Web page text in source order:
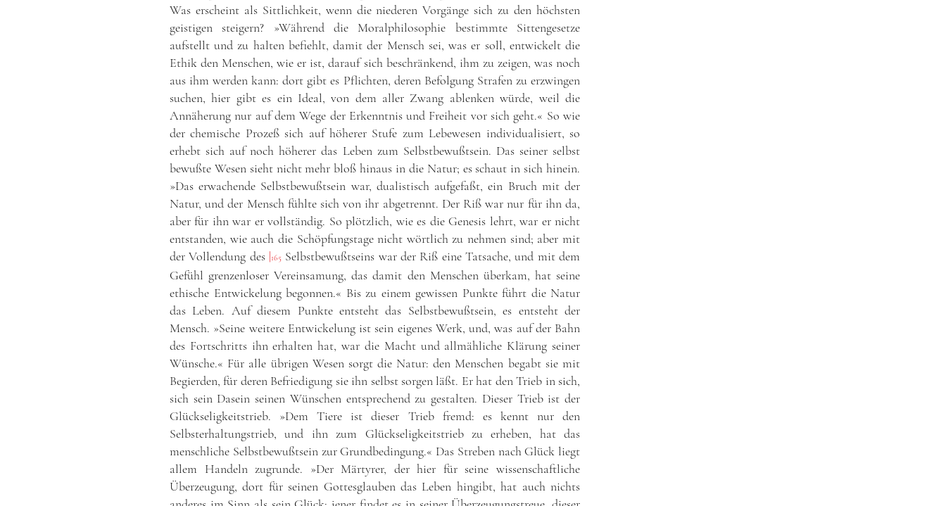
Was erscheint als Sittlichkeit, wenn die niederen Vorgänge sich zu den höchsten
geistigen steigern? »Während die Moralphilosophie bestimmte Sittengesetze
aufstellt und zu halten befiehlt, damit der Mensch sei, was er soll, entwickelt die
Ethik den Menschen, wie er ist, darauf sich beschränkend, ihm zu zeigen, was noch
aus ihm werden kann: dort gibt es Pflichten, deren Befolgung Strafen zu erzwingen
suchen, hier gibt es ein Ideal, von dem aller Zwang ablenken würde, weil die
Annäherung nur auf dem Wege der Erkenntnis und Freiheit vor sich geht.« So wie
der chemische Prozeß sich auf höherer Stufe zum Lebewesen individualisiert, so
erhebt sich auf noch höherer das Leben zum Selbstbewußtsein. Das seiner selbst
bewußte Wesen sieht nicht mehr bloß hinaus in die Natur; es schaut in sich hinein.
»Das erwachende Selbstbewußtsein war, dualistisch aufgefaßt, ein Bruch mit der
Natur, und der Mensch fühlte sich von ihr abgetrennt. Der Riß war nur für ihn da,
aber für ihn war er vollständig. So plötzlich, wie es die Genesis lehrt, war er nicht
entstanden, wie auch die Schöpfungstage nicht wörtlich zu nehmen sind; aber mit
der Vollendung des |165 Selbstbewußtseins war der Riß eine Tatsache, und mit dem
Gefühl grenzenloser Vereinsamung, das damit den Menschen überkam, hat seine
ethische Entwickelung begonnen.« Bis zu einem gewissen Punkte führt die Natur
das Leben. Auf diesem Punkte entsteht das Selbstbewußtsein, es entsteht der
Mensch. »Seine weitere Entwickelung ist sein eigenes Werk, und, was auf der Bahn
des Fortschritts ihn erhalten hat, war die Macht und allmähliche Klärung seiner
Wünsche.« Für alle übrigen Wesen sorgt die Natur: den Menschen begabt sie mit
Begierden, für deren Befriedigung sie ihn selbst sorgen läßt. Er hat den Trieb in sich,
sich sein Dasein seinen Wünschen entsprechend zu gestalten. Dieser Trieb ist der
Glückseligkeitstrieb. »Dem Tiere ist dieser Trieb fremd: es kennt nur den
Selbsterhaltungstrieb, und ihn zum Glückseligkeitstrieb zu erheben, hat das
menschliche Selbstbewußtsein zur Grundbedingung.« Das Streben nach Glück liegt
allem Handeln zugrunde. »Der Märtyrer, der hier für seine wissenschaftliche
Überzeugung, dort für seinen Gottesglauben das Leben hingibt, hat auch nichts